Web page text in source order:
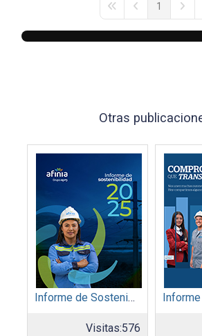
First PagePrevious Page
1
Next
Otras
Informe de Sostenibilidad 2025: Afinia filial del Grupo EPM
Visitas:576